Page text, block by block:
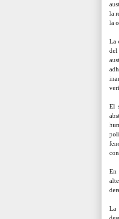
la
la
La
del
El
En
La